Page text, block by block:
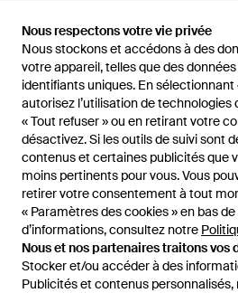
Nous respectons votre vie privée
Nous stockons et accédons à des
votre appareil, telles que des
identifiants uniques. En sélectionnant
autorisez l’utilisation de technologies
« Tout refuser » ou en retirant votre
désactivez. Si les outils de suivi sont
contenus et certaines publicités que
moins pertinents pour vous. Vous
retirer votre consentement à tout
« Paramètres des cookies » en bas
d’informations, consultez notre
Nous et nos partenaires traitons vos
Stocker et/ou accéder à des
Publicités et contenus
Accueil T-shirts homme T-shirts
036
Aide et infos